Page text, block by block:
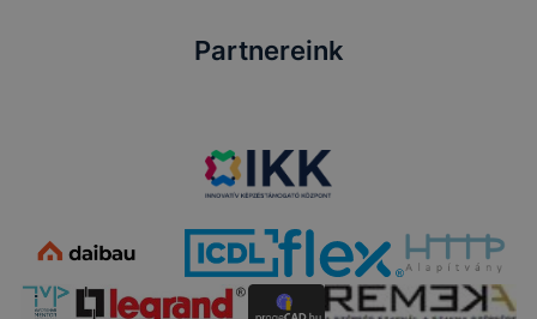
Partnereink